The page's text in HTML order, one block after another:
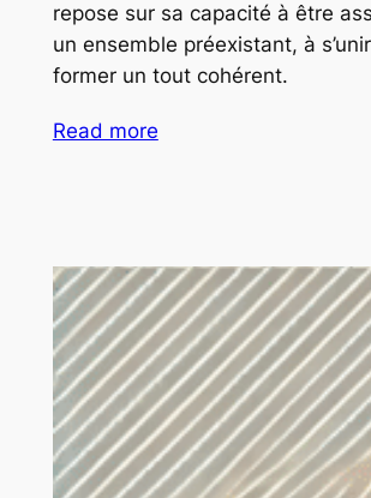
repose sur sa capacité à être
un ensemble préexistant, à
former un tout cohérent.
Read more